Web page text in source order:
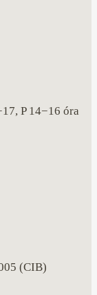
P 14−16 óra
(CIB)